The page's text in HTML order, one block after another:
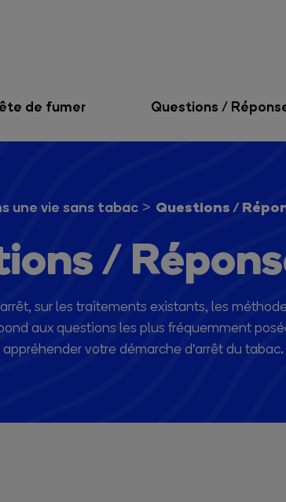
de fumer Questions /
une vie sans tabac Questions /
/
sur les traitements existants, les
aux questions les plus fréquemment
votre démarche d'arrêt du tabac.